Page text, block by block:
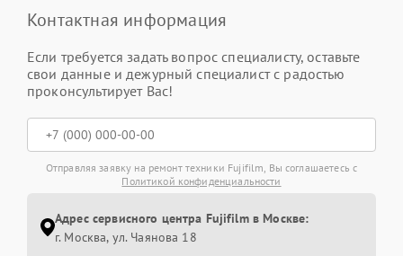
Контактная информация
Если требуется задать вопрос специалисту, оставьте
свои данные и дежурный специалист с радостью
проконсультирует Вас!
Отправляя заявку на ремонт техники Fujifilm, Вы соглашаетесь с
Политикой конфиденциальности
Адрес сервисного центра Fujifilm в Москве:
г. Москва, ул. Чаянова 18